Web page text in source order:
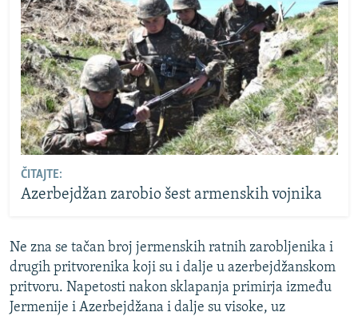
ČITAJTE:
Azerbejdžan zarobio šest armenskih vojnika
Ne zna se tačan broj jermenskih ratnih zarobljenika i
drugih pritvorenika koji su i dalje u azerbejdžanskom
pritvoru. Napetosti nakon sklapanja primirja između
Jermenije i Azerbejdžana i dalje su visoke, uz